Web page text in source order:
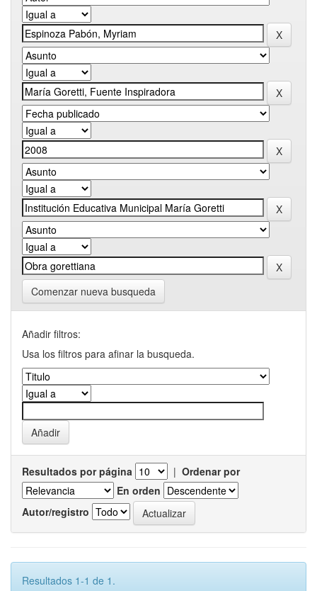
Comenzar nueva busqueda
Añadir filtros:
Usa los filtros para afinar la busqueda.
Resultados por página | Ordenar por
En orden
Autor/registro
Resultados 1-1 de 1.